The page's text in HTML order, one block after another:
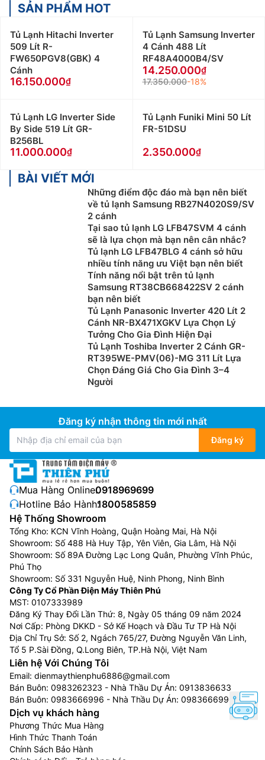
SẢN PHẨM HOT
Tủ Lạnh Hitachi Inverter
509 Lít R-
FW650PGV8(GBK) 4
Cánh
16.150.000
Tủ Lạnh Samsung Inverter
4 Cánh 488 Lít
RF48A4000B4/SV
14.250.000
17.350.000-18%
Tủ Lạnh LG Inverter Side
By Side 519 Lít GR-
B256BL
11.000.000
Tủ Lạnh Funiki Mini 50 Lít
FR-51DSU
2.350.000
BÀI VIẾT MỚI
Những điểm độc đáo mà bạn nên biết
về tủ lạnh Samsung RB27N4020S9/SV
2 cánh
Tại sao tủ lạnh LG LFB47SVM 4 cánh
sẽ là lựa chọn mà bạn nên cân nhắc?
Tủ lạnh LG LFB47BLG 4 cánh sở hữu
nhiều tính năng ưu Việt bạn nên biết
Tính năng nổi bật trên tủ lạnh
Samsung RT38CB668422SV 2 cánh
bạn nên biết
Tủ Lạnh Panasonic Inverter 420 Lít 2
Cánh NR-BX471XGKV Lựa Chọn Lý
Tưởng Cho Gia Đình Hiện Đại
Tủ Lạnh Toshiba Inverter 2 Cánh GR-
RT395WE-PMV(06)-MG 311 Lít Lựa
Chọn Đáng Giá Cho Gia Đình 3–4
Người
Đăng ký nhận thông tin mới nhất
Đăng ký
Mua Hàng Online:0918969699
Hotline Bảo Hành:1800585859
Hệ Thống Showroom
Tổng Kho: KCN Vĩnh Hoàng, Quận Hoàng Mai, Hà Nội
Showroom: Số 488 Hà Huy Tập, Yên Viên, Gia Lâm, Hà Nội
Showroom: Số 89A Đường Lạc Long Quân, Phường Vĩnh Phúc,
Phú Thọ
Showroom: Số 331 Nguyễn Huệ, Ninh Phong, Ninh Bình
Công Ty Cổ Phần Điện Máy Thiên Phú
MST: 0107333989
Đăng Ký Thay Đổi Lần Thứ: 8, Ngày 05 tháng 09 năm 2024
Nơi Cấp: Phòng DKKD - Sở Kế Hoạch và Đầu Tư TP Hà Nội
Địa Chỉ Trụ Sở: Số 2, Ngách 765/27, Đường Nguyễn Văn Linh,
Tổ 5 P.Sài Đồng, Q.Long Biên, TP.Hà Nội, Việt Nam
Liên hệ Với Chúng Tôi
Email: dienmaythienphu6886@gmail.com
Bán Buôn: 0983262323 - Nhà Thầu Dự Án: 0913836633
Bán Buôn: 0983666996 - Nhà Thầu Dự Án: 0983666996
Dịch vụ khách hàng
Phương Thức Mua Hàng
Hình Thức Thanh Toán
Chính Sách Bảo Hành